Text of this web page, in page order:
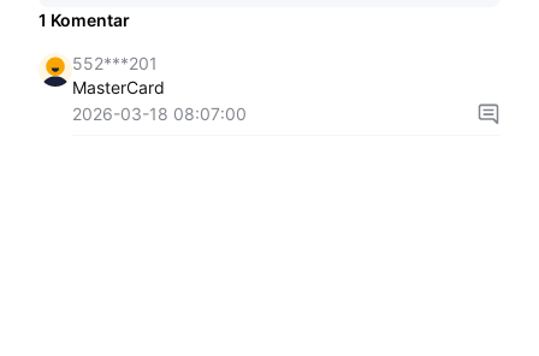
1 Komentar
552***201
MasterCard
2026-03-18 08:07:00